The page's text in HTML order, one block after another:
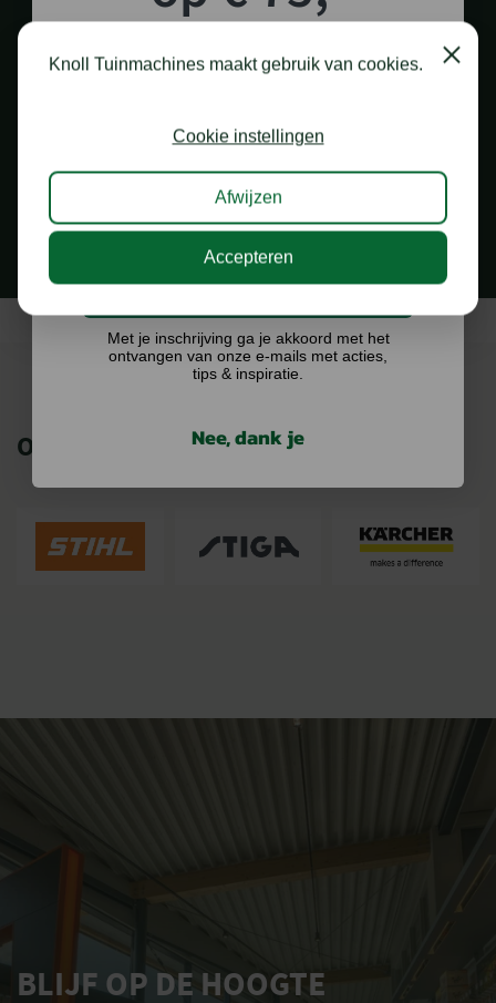
1.000 M2 SHOWROOM
in Staphorst
ONZE MERKEN
BLIJF OP DE HOOGTE
Knoll Tuinmachines maakt gebruik van cookies. Close
Cookie instellingen
Afwijzen
Accepteren
shoptegoed!
kans op €75,- te besteden op onze webshop.
Ik doe graag mee!
Met je inschrijving ga je akkoord met het
ontvangen van onze e-mails met acties,
tips & inspiratie.
Nee, dank je